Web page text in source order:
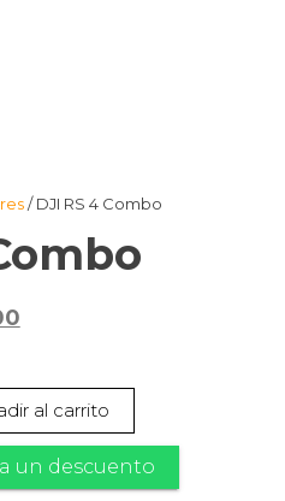
/ DJI RS 4 Combo
El
actual
es:
S/ 3,299.00.
al carrito
un descuento